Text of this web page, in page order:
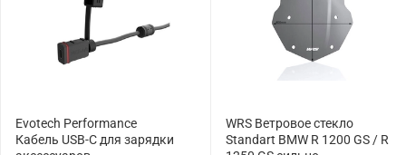
Evotech Performance
Кабель USB-C для зарядки
WRS Ветровое стекло
Standart BMW R 1200 GS / R